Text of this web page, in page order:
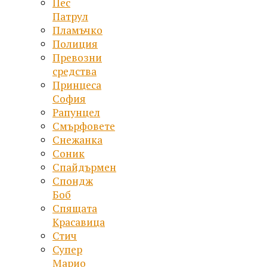
Патрул
Пламъчко
Полиция
Превозни
средства
Принцеса
София
Рапунцел
Смърфовете
Снежанка
Соник
Спайдърмен
Спондж
Боб
Спящата
Красавица
Стич
Супер
Марио